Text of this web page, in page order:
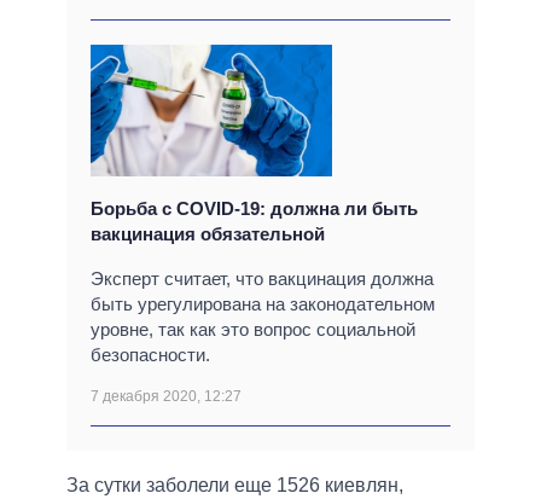
Борьба с COVID-19: должна ли быть
вакцинация обязательной
Эксперт считает, что вакцинация должна
быть урегулирована на законодательном
уровне, так как это вопрос социальной
безопасности.
7 декабря 2020, 12:27
За сутки заболели еще 1526 киевлян,